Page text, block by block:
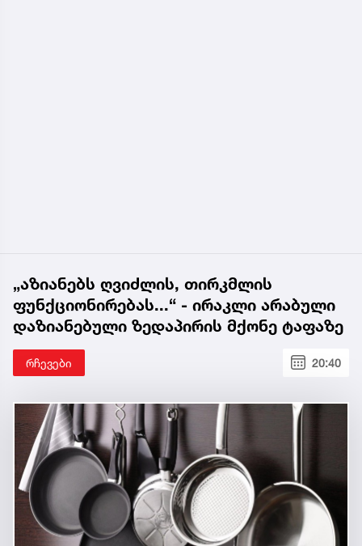
„აზიანებს ღვიძლის, თირკმლის
ფუნქციონირებას...“ - ირაკლი არაბული
დაზიანებული ზედაპირის მქონე ტაფაზე
რჩევები 20:40